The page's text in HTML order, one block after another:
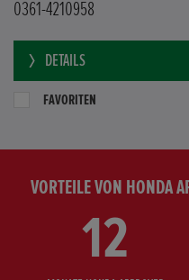
0361-4210958
DETAILS
FAVORITEN
VORTEILE VON HONDA
12